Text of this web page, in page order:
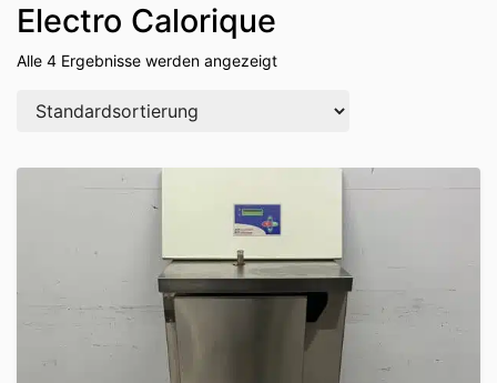
Electro Calorique
Alle 4 Ergebnisse werden angezeigt